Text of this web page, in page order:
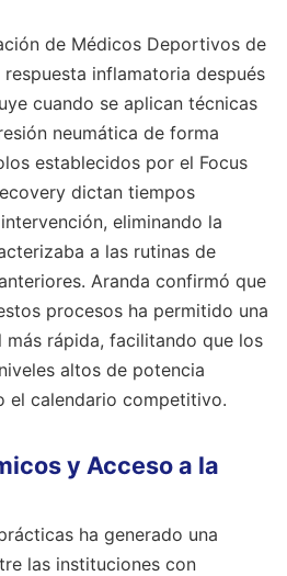
de Médicos Deportivos de
inflamatoria después
cuando se aplican técnicas
neumática de forma
establecidos por el Focus
dictan tiempos
eliminando la
a las rutinas de
Aranda confirmó que
procesos ha permitido una
más rápida, facilitando que los
altos de potencia
el calendario competitivo.
y Acceso a la
ha generado una
las instituciones con